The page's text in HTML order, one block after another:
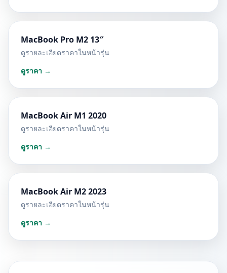
MacBook Pro M2 13″
ดูรายละเอียดราคาในหน้ารุ่น
ดูราคา →
MacBook Air M1 2020
ดูรายละเอียดราคาในหน้ารุ่น
ดูราคา →
MacBook Air M2 2023
ดูรายละเอียดราคาในหน้ารุ่น
ดูราคา →